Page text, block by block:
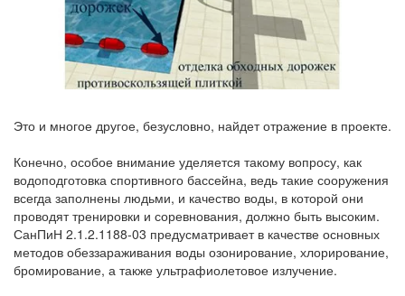
Это и многое другое, безусловно, найдет отражение в проекте.
Конечно, особое внимание уделяется такому вопросу, как
водоподготовка спортивного бассейна, ведь такие сооружения
всегда заполнены людьми, и качество воды, в которой они
проводят тренировки и соревнования, должно быть высоким.
СанПиН 2.1.2.1188-03 предусматривает в качестве основных
методов обеззараживания воды озонирование, хлорирование,
бромирование, а также ультрафиолетовое излучение.